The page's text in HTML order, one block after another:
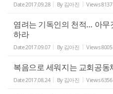
Date2017.09.28 By 김아진 Views8137
염려는 기독인의 천적… 아무
하라
Date2017.09.07 By 김아진 Views8005
복음으로 세워지는 교회공
Date2017.08.24 By 김아진 Views6356